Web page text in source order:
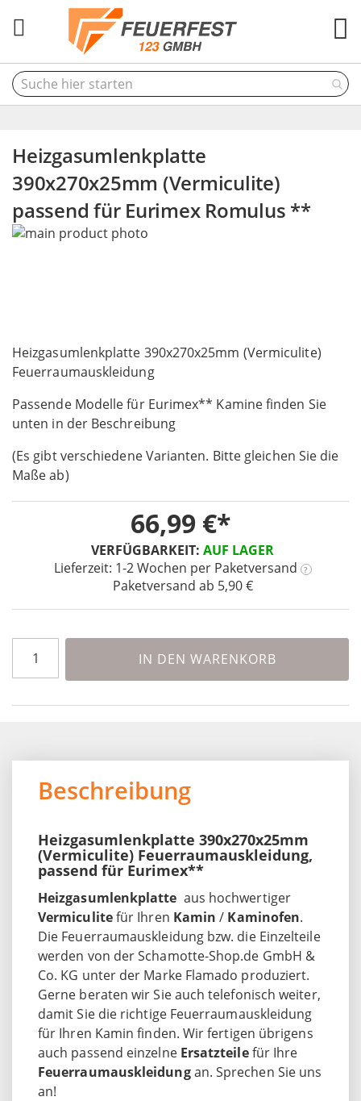
Heizgasumlenkplatte
390x270x25mm (Vermiculite)
passend für Eurimex Romulus **
Heizgasumlenkplatte 390x270x25mm (Vermiculite)
Feuerraumauskleidung
Passende Modelle für Eurimex** Kamine finden Sie
unten in der Beschreibung
(Es gibt verschiedene Varianten. Bitte gleichen Sie die
Maße ab)
VERFÜGBARKEIT: AUF LAGER
Lieferzeit: 1-2 Wochen per Paketversand ?
Paketversand ab 5,90 €
66,99 €
IN DEN WARENKORB
Skip
gallery
to
the
of
the
gallery
Beschreibung
Heizgasumlenkplatte 390x270x25mm
(Vermiculite) Feuerraumauskleidung,
passend für Eurimex**
Heizgasumlenkplatte aus hochwertiger
Vermiculitefür Ihren Kamin/ Kaminofen.
Die Feuerraumauskleidung bzw. die Einzelteile
werden von der Schamotte-Shop.de GmbH &
Co. KG unter der Marke Flamado produziert.
Gerne beraten wir Sie auch telefonisch weiter,
damit Sie die richtige Feuerraumauskleidung
für Ihren Kamin finden. Wir fertigen übrigens
auch passend einzelne Ersatzteilefür Ihre
Feuerraumauskleidungan. Sprechen Sie uns
an!